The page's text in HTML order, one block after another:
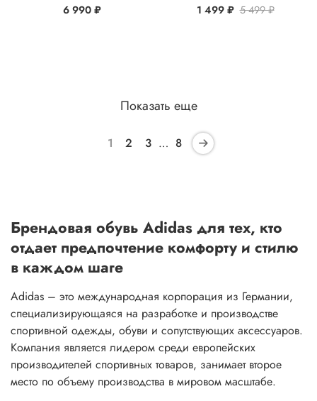
6 990 ₽
1 499 ₽ 5 499 ₽
Показать еще
1 2 3 … 8
Брендовая обувь Adidas для тех, кто
отдает предпочтение комфорту и стилю
в каждом шаге
Adidas – это международная корпорация из Германии,
специализирующаяся на разработке и производстве
спортивной одежды, обуви и сопутствующих аксессуаров.
Компания является лидером среди европейских
производителей спортивных товаров, занимает второе
место по объему производства в мировом масштабе.